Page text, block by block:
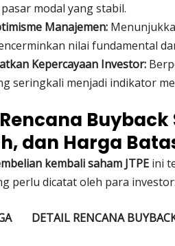
modal yang stabil.
Manajemen:
nilai fundamental
Kepercayaan Investor:
seringkali menjadi indikator
Buyback
dan Harga
kembali saham JTPE ini
perlu dicatat oleh para investor:
DETAIL RENCANA